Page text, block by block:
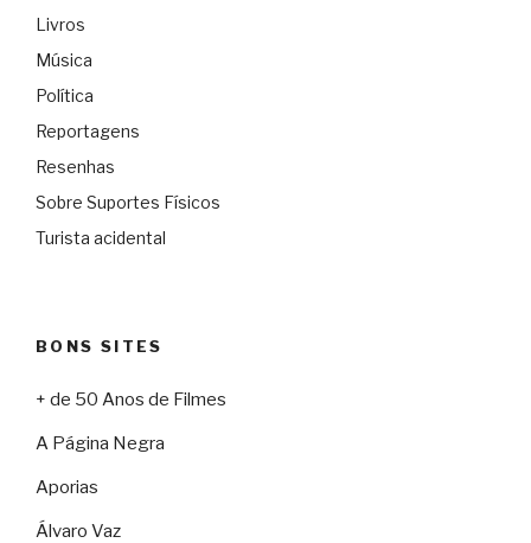
Livros
Música
Política
Reportagens
Resenhas
Sobre Suportes Físicos
Turista acidental
BONS SITES
+ de 50 Anos de Filmes
A Página Negra
Aporias
Álvaro Vaz